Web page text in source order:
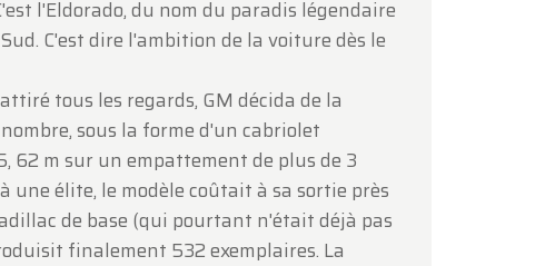
l'Eldorado, du nom du paradis légendaire
C'est dire l'ambition de la voiture dès le
tous les regards, GM décida de la
sous la forme d'un cabriolet
62 m sur un empattement de plus de 3
une élite, le modèle coûtait à sa sortie près
de base (qui pourtant n'était déjà pas
finalement 532 exemplaires. La
au
vous .